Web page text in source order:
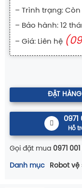
– Trình trạng:
– Bảo hành: 12
– Giá: Liên hệ
ĐẶT
0971
Hỗ
Gọi đặt mua 0971 001
Danh mục Robot